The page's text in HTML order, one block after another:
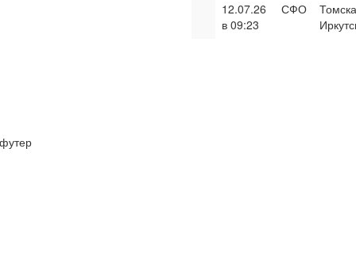
12.07.26
в 09:23
СФО
футер